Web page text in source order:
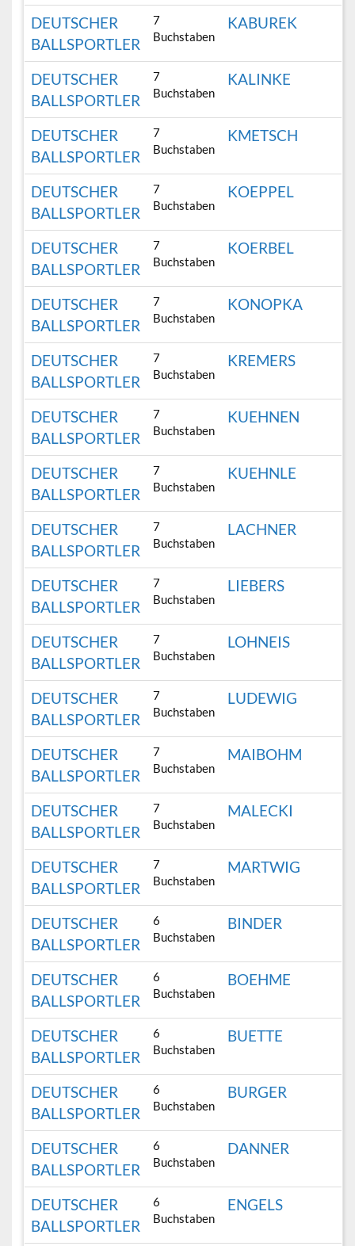
DEUTSCHER
BALLSPORTLER
7
Buchstaben
KABUREK
DEUTSCHER
BALLSPORTLER
7
Buchstaben
KALINKE
DEUTSCHER
BALLSPORTLER
7
Buchstaben
KMETSCH
DEUTSCHER
BALLSPORTLER
7
Buchstaben
KOEPPEL
DEUTSCHER
BALLSPORTLER
7
Buchstaben
KOERBEL
DEUTSCHER
BALLSPORTLER
7
Buchstaben
KONOPKA
DEUTSCHER
BALLSPORTLER
7
Buchstaben
KREMERS
DEUTSCHER
BALLSPORTLER
7
Buchstaben
KUEHNEN
DEUTSCHER
BALLSPORTLER
7
Buchstaben
KUEHNLE
DEUTSCHER
BALLSPORTLER
7
Buchstaben
LACHNER
DEUTSCHER
BALLSPORTLER
7
Buchstaben
LIEBERS
DEUTSCHER
BALLSPORTLER
7
Buchstaben
LOHNEIS
DEUTSCHER
BALLSPORTLER
7
Buchstaben
LUDEWIG
DEUTSCHER
BALLSPORTLER
7
Buchstaben
MAIBOHM
DEUTSCHER
BALLSPORTLER
7
Buchstaben
MALECKI
DEUTSCHER
BALLSPORTLER
7
Buchstaben
MARTWIG
DEUTSCHER
BALLSPORTLER
6
Buchstaben
BINDER
DEUTSCHER
BALLSPORTLER
6
Buchstaben
BOEHME
DEUTSCHER
BALLSPORTLER
6
Buchstaben
BUETTE
DEUTSCHER
BALLSPORTLER
6
Buchstaben
BURGER
DEUTSCHER
BALLSPORTLER
6
Buchstaben
DANNER
DEUTSCHER
BALLSPORTLER
6
Buchstaben
ENGELS